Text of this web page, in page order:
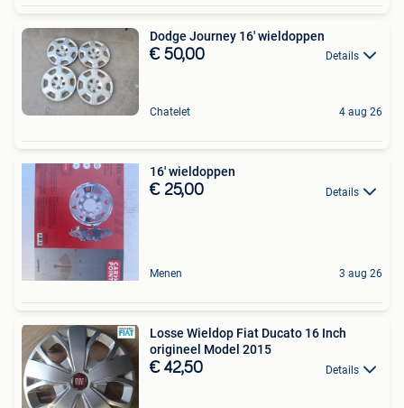
Dodge Journey 16' wieldoppen
€ 50,00 Details
Chatelet 4 aug 26
16' wieldoppen
€ 25,00 Details
Menen 3 aug 26
Losse Wieldop Fiat Ducato 16 Inch
origineel Model 2015
€ 42,50 Details